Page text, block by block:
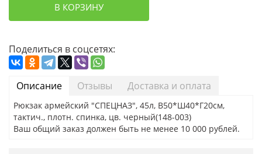
В КОРЗИНУ
Поделиться в соцсетях:
Описание Отзывы Доставка и оплата
Рюкзак армейский "СПЕЦНАЗ", 45л, В50*Ш40*Г20см,
тактич., плотн. спинка, цв. черный(148-003)
Ваш общий заказ должен быть не менее 10 000 рублей.